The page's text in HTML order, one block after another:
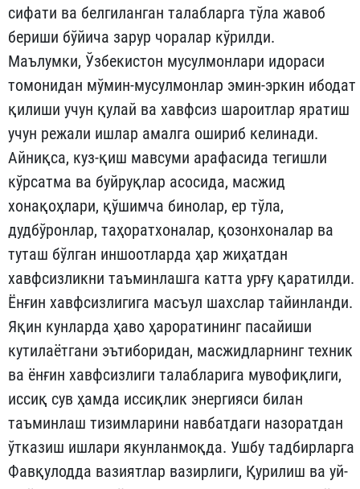
сифати ва белгиланган талабларга тўла жавоб
бериши бўйича зарур чоралар кўрилди.
Маълумки, Ўзбекистон мусулмонлари идораси
томонидан мўмин-мусулмонлар эмин-эркин ибодат
қилиши учун қулай ва хавфсиз шароитлар яратиш
учун режали ишлар амалга ошириб келинади.
Айниқса, куз-қиш мавсуми арафасида тегишли
кўрсатма ва буйруқлар асосида, масжид
хонақоҳлари, қўшимча бинолар, ер тўла,
дудбўронлар, таҳоратхоналар, қозонхоналар ва
туташ бўлган иншоотларда ҳар жиҳатдан
хавфсизликни таъминлашга катта урғу қаратилди.
Ёнғин хавфсизлигига масъул шахслар тайинланди.
Яқин кунларда ҳаво ҳароратининг пасайиши
кутилаётгани эътиборидан, масжидларнинг техник
ва ёнғин хавфсизлиги талабларига мувофиқлиги,
иссиқ сув ҳамда иссиқлик энергияси билан
таъминлаш тизимларини навбатдаги назоратдан
ўтказиш ишлари якунланмоқда. Ушбу тадбирларга
Фавқyлодда вазиятлар вазирлиги, Қурилиш ва уй-